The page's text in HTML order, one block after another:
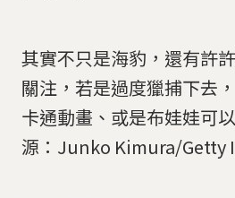
其實不只是海豹，還有許
關注，若是過度獵捕下去
卡通動畫、或是布娃娃可
源：Junko Kimura/Getty